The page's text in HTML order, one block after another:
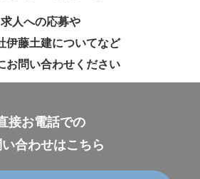
求人への応募や
伊藤土建についてなど
お問い合わせください
接お電話での
合わせはこちら